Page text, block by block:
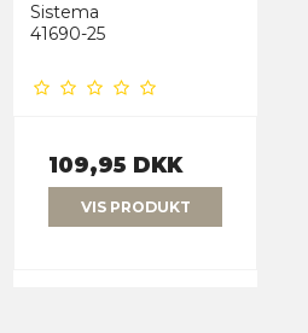
Sistema
41690-25
109,95 DKK
VIS PRODUKT